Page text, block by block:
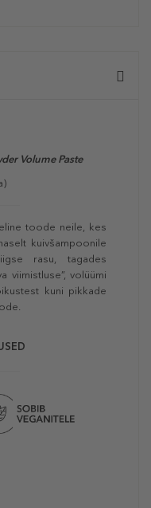
Volume Paste
toode neile, kes
kuivšampoonile
rasu, tagades
viimistluse”, volüümi
kuni pikkade